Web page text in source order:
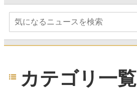
カテゴリ一覧